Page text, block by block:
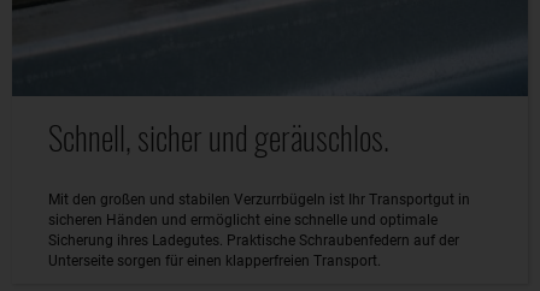
Schnell, sicher und geräuschlos.
Mit den großen und stabilen Verzurrbügeln ist Ihr Transportgut in
sicheren Händen und ermöglicht eine schnelle und optimale
Sicherung ihres Ladegutes. Praktische Schraubenfedern auf der
Unterseite sorgen für einen klapperfreien Transport.